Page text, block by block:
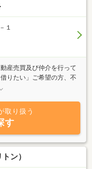
１
産売買及び仲介を行って
りたい」ご希望の方、不
ください。豊富な情報量
取り扱う
す
ン）